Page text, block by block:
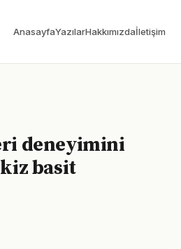
AnasayfaYazılarHakkımızdaİletişim
deneyimini
basit